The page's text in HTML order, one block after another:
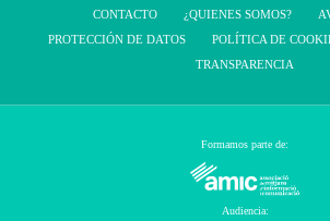
CONTACTO ¿QUIENES SOMOS?
PROTECCIÓN DE DATOS
POLÍTICA DE
TRANSPARENCIA
Formamos parte de:
Audiencia: